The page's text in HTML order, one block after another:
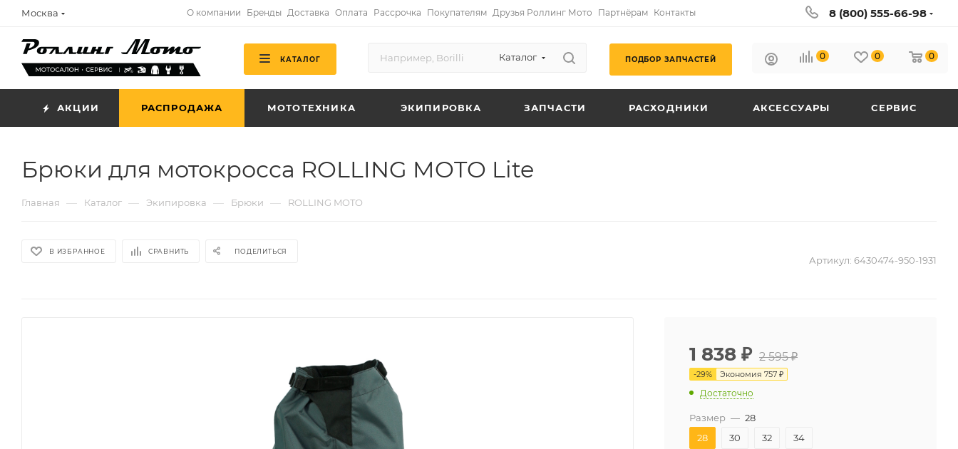
Москва О компании Бренды Доставка Оплата Рассрочка Покупателям Друзья Роллинг Мото Партнёрам Контакты 8 (800) 555-66-98
КАТАЛОГ Каталог ПОДБОР ЗАПЧАСТЕЙ 0 0 0
АКЦИИ РАСПРОДАЖА МОТОТЕХНИКА ЭКИПИРОВКА ЗАПЧАСТИ РАСХОДНИКИ АКСЕССУАРЫ СЕРВИС
Брюки для мотокросса ROLLING MOTO Lite
Главная — Каталог — Экипировка — Брюки — ROLLING MOTO
В ИЗБРАННОЕ СРАВНИТЬ ПОДЕЛИТЬСЯ
Артикул: 6430474-950-1931
1 838 ₽ 2 595 ₽
-29% Экономия 757 ₽
Достаточно
Размер — 28
28
30 32 34